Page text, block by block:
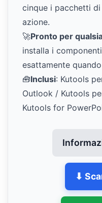
cinque i pacchetti di
azione.
🚀Pronto per
installa i
esattamente
🧰Inclusi: Kutools
Outlook / Kutools
Kutools for
⬇